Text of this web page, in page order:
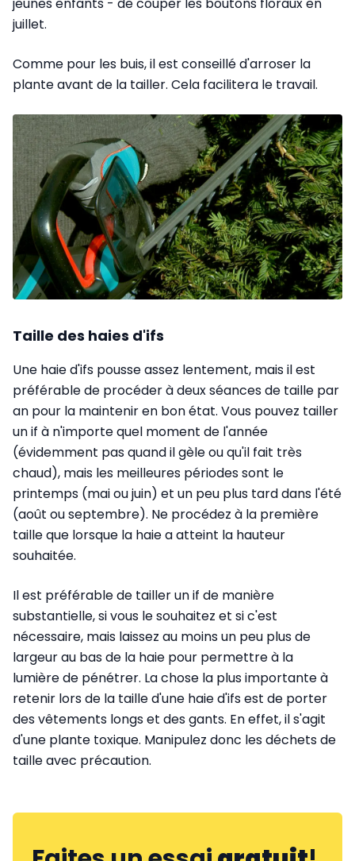
juillet.
Comme pour les buis, il est conseillé d'arroser la
plante avant de la tailler. Cela facilitera le travail.
Taille des haies d'ifs
Une haie d'ifs pousse assez lentement, mais il est
préférable de procéder à deux séances de taille par
an pour la maintenir en bon état. Vous pouvez tailler
un if à n'importe quel moment de l'année
(évidemment pas quand il gèle ou qu'il fait très
chaud), mais les meilleures périodes sont le
printemps (mai ou juin) et un peu plus tard dans l'été
(août ou septembre). Ne procédez à la première
taille que lorsque la haie a atteint la hauteur
souhaitée.
Il est préférable de tailler un if de manière
substantielle, si vous le souhaitez et si c'est
nécessaire, mais laissez au moins un peu plus de
largeur au bas de la haie pour permettre à la
lumière de pénétrer. La chose la plus importante à
retenir lors de la taille d'une haie d'ifs est de porter
des vêtements longs et des gants. En effet, il s'agit
d'une plante toxique. Manipulez donc les déchets de
taille avec précaution.